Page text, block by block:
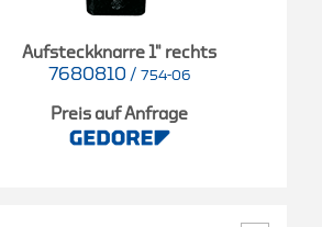
Aufsteckknarre 1" rechts
7680810 / 754-06
Preis auf Anfrage